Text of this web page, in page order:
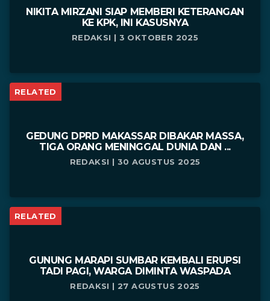
NIKITA MIRZANI SIAP MEMBERI KETERANGAN
KE KPK, INI KASUSNYA
REDAKSI | 3 OKTOBER 2025
RELATED
GEDUNG DPRD MAKASSAR DIBAKAR MASSA,
TIGA ORANG MENINGGAL DUNIA DAN ...
REDAKSI | 30 AGUSTUS 2025
RELATED
GUNUNG MARAPI SUMBAR KEMBALI ERUPSI
TADI PAGI, WARGA DIMINTA WASPADA
REDAKSI | 27 AGUSTUS 2025